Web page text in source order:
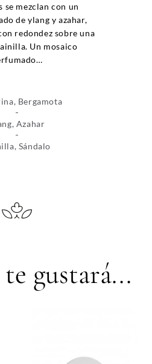
se mezclan con un
de ylang y azahar,
redondez sobre una
Un mosaico
Bergamota
Azahar
Sándalo
gustará...